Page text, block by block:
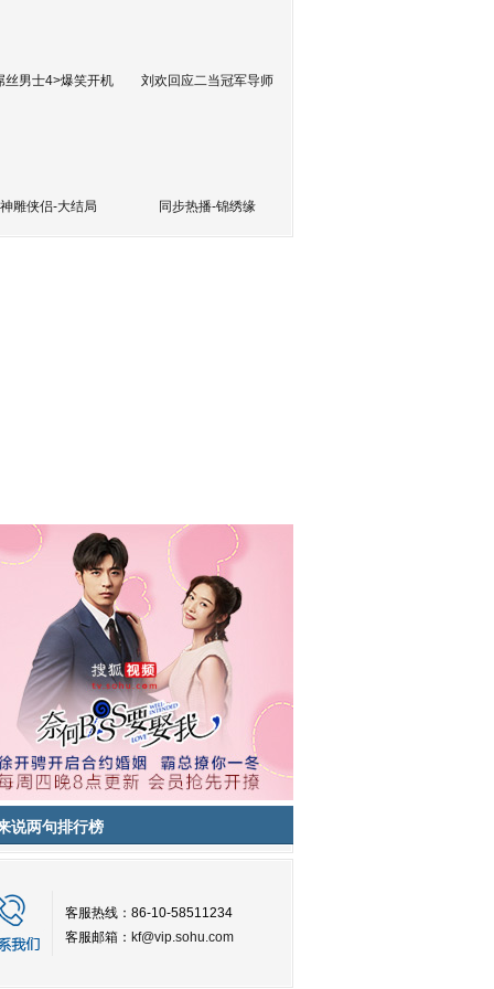
丝男士4>爆笑开机 刘欢回应二当冠军导师
神雕侠侣-大结局 同步热播-锦绣缘
说两句排行榜
客服热线：86-10-58511234
客服邮箱： kf@vip.sohu.com